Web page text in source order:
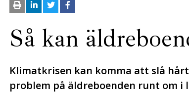
Så kan
Klimatkrisen kan komma att slå
problem på äldreboenden runt om